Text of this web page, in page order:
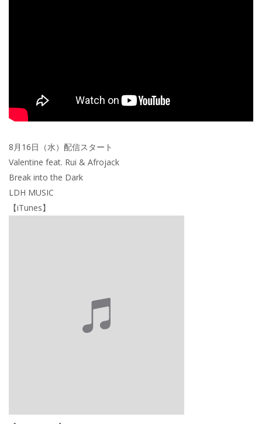
8月16日（水）配信スタート
Valentine feat. Rui & Afrojack
Break into the Dark
LDH MUSIC
【iTunes】